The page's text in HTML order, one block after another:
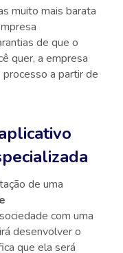
muito mais barata
de que o
quer, a empresa
a partir de
de uma
com uma
desenvolver o
que ela será